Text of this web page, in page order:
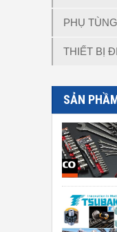
PHỤ
THIẾT BỊ
SẢN